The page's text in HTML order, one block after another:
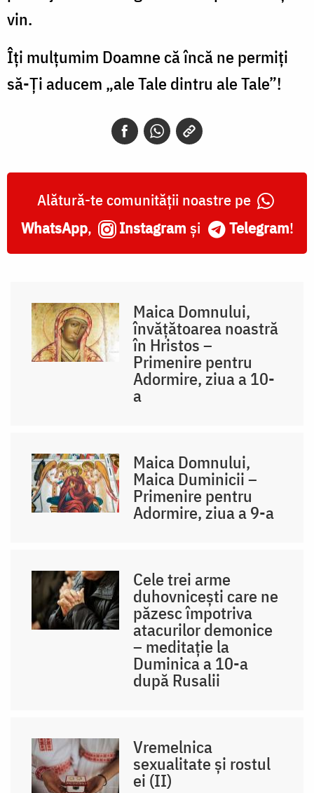
vin.
Îţi mulţumim Doamne că încă ne permiţi
să-Ţi aducem „ale Tale dintru ale Tale”!
Alătură-te comunității noastre pe
WhatsApp, Instagram și Telegram!
Maica Domnului,
învățătoarea noastră
în Hristos –
Primenire pentru
Adormire, ziua a 10-
a
Maica Domnului,
Maica Duminicii –
Primenire pentru
Adormire, ziua a 9-a
Cele trei arme
duhovnicești care ne
păzesc împotriva
atacurilor demonice
– meditație la
Duminica a 10-a
după Rusalii
Vremelnica
sexualitate și rostul
ei (II)